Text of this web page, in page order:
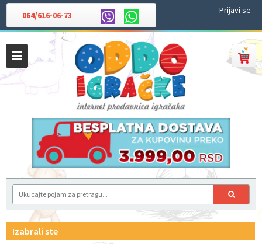
064/616-06-73 Prijavi se
Izabrali ste